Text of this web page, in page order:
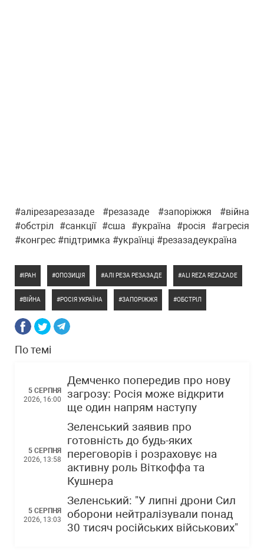
#алірезарезазаде #резазаде #запоріжжя #війна
#обстріл #санкції #сша #україна #росія #агресія
#конгрес #підтримка #українці #резазадеукраїна
ІРАН ОПОЗИЦІЯ АЛІ РЕЗА РЕЗАЗАДЕ ALI REZA REZAZADE
ВІЙНА РОСІЯ УКРАЇНА ЗАПОРІЖЖЯ ОБСТРІЛ
По темі
5 СЕРПНЯ
2026, 16:00
Демченко попередив про нову
загрозу: Росія може відкрити
ще один напрям наступу
5 СЕРПНЯ
2026, 13:58
Зеленський заявив про
готовність до будь-яких
переговорів і розраховує на
активну роль Віткоффа та
Кушнера
5 СЕРПНЯ
2026, 13:03
Зеленський: "У липні дрони Сил
оборони нейтралізували понад
30 тисяч російських військових"